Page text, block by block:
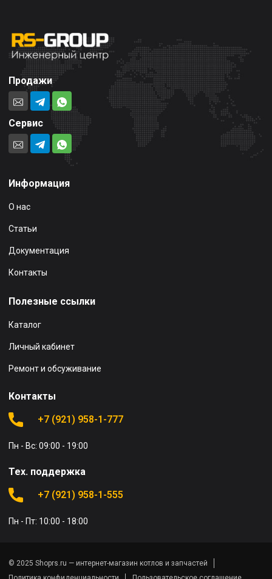
Продажи
Сервис
Информация
О нас
Статьи
Документация
Контакты
Полезные ссылки
Каталог
Личный кабинет
Ремонт и обсуживание
Контакты
+7 (921) 958-1-777
Пн - Вс: 09:00 - 19:00
Тех. поддержка
+7 (921) 958-1-555
Пн - Пт: 10:00 - 18:00
© 2025 Shoprs.ru — интернет-магазин котлов и запчастей